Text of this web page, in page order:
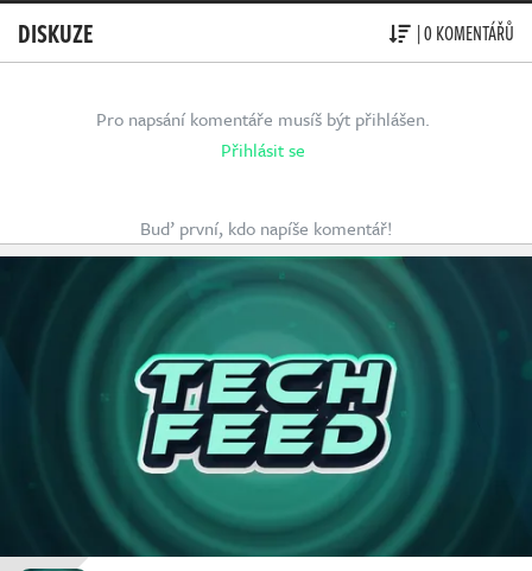
DISKUZE | 0 KOMENTÁŘŮ
Pro napsání komentáře musíš být přihlášen.
Přihlásit se
Buď první, kdo napíše komentář!